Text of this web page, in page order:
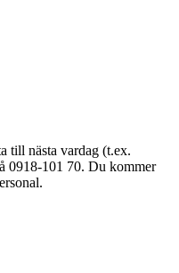
till nästa vardag (t.ex.
0918-101 70. Du kommer